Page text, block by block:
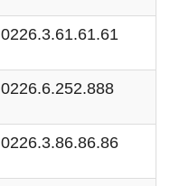
0226.3.61.61.61
0226.6.252.888
0226.3.86.86.86